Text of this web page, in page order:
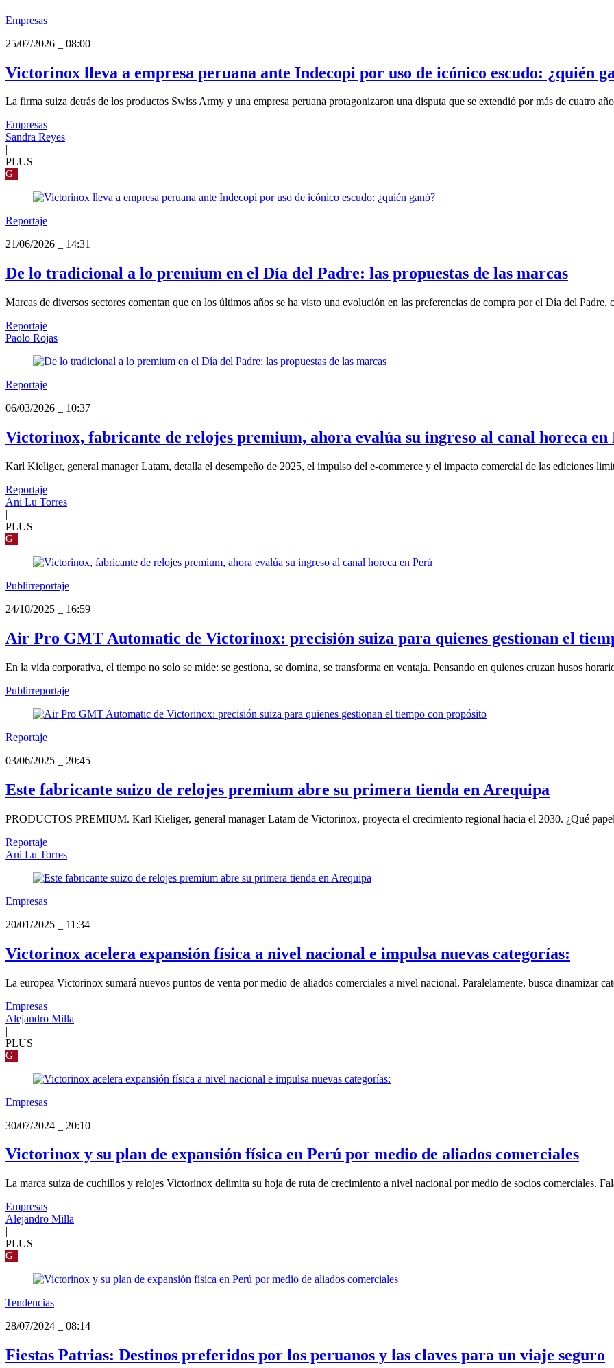
Empresas
25/07/2026
08:00
Victorinox lleva a empresa peruana ante Indecopi por uso de icónico escudo: ¿quién
La firma suiza detrás de los productos Swiss Army y una empresa peruana protagonizaron una disputa que se extendió por más de cuatro
Empresas
Sandra Reyes
PLUS
G
Reportaje
21/06/2026
14:31
De lo tradicional a lo premium en el Día del Padre: las propuestas de las marcas
Marcas de diversos sectores comentan que en los últimos años se ha visto una evolución en las preferencias de compra por el Día del Padre,
Reportaje
Paolo Rojas
Reportaje
06/03/2026
10:37
Victorinox, fabricante de relojes premium, ahora evalúa su ingreso al canal horeca en
Karl Kieliger, general manager Latam, detalla el desempeño de 2025, el impulso del e-commerce y el impacto comercial de las ediciones
Reportaje
Ani Lu Torres
|
PLUS
G
Publirreportaje
24/10/2025
16:59
Air Pro GMT Automatic de Victorinox: precisión suiza para quienes gestionan el
En la vida corporativa, el tiempo no solo se mide: se gestiona, se domina, se transforma en ventaja. Pensando en quienes cruzan husos
Publirreportaje
Reportaje
03/06/2025
20:45
Este fabricante suizo de relojes premium abre su primera tienda en Arequipa
PRODUCTOS PREMIUM. Karl Kieliger, general manager Latam de Victorinox, proyecta el crecimiento regional hacia el 2030. ¿Qué
Reportaje
Ani Lu Torres
Empresas
20/01/2025
11:34
Victorinox acelera expansión física a nivel nacional e impulsa nuevas categorías:
La europea Victorinox sumará nuevos puntos de venta por medio de aliados comerciales a nivel nacional. Paralelamente, busca dinamizar
Empresas
Alejandro Milla
|
PLUS
G
Empresas
30/07/2024
20:10
Victorinox y su plan de expansión física en Perú por medio de aliados comerciales
La marca suiza de cuchillos y relojes Victorinox delimita su hoja de ruta de crecimiento a nivel nacional por medio de socios comerciales.
Empresas
Alejandro Milla
|
PLUS
G
Tendencias
28/07/2024
08:14
Fiestas Patrias: Destinos preferidos por los peruanos y las claves para un viaje seguro